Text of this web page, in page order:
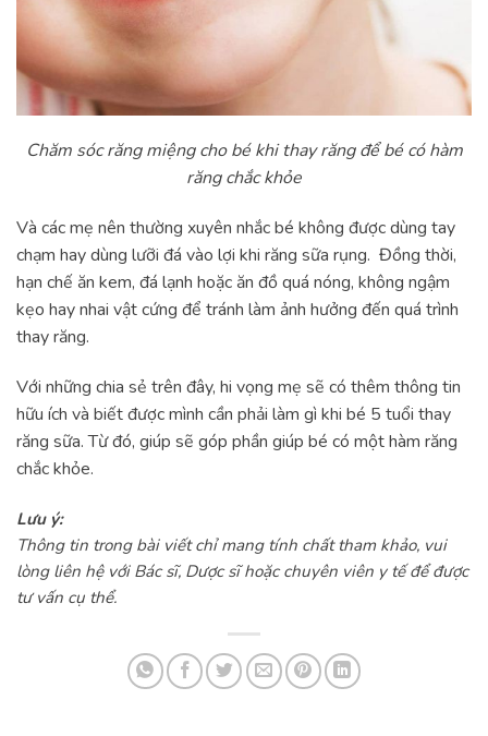
Chăm sóc răng miệng cho bé khi thay răng để bé có hàm
răng chắc khỏe
Và các mẹ nên thường xuyên nhắc bé không được dùng tay
chạm hay dùng lưỡi đá vào lợi khi răng sữa rụng. Đồng thời,
hạn chế ăn kem, đá lạnh hoặc ăn đồ quá nóng, không ngậm
kẹo hay nhai vật cứng để tránh làm ảnh hưởng đến quá trình
thay răng.
Với những chia sẻ trên đây, hi vọng mẹ sẽ có thêm thông tin
hữu ích và biết được mình cần phải làm gì khi bé 5 tuổi thay
răng sữa. Từ đó, giúp sẽ góp phần giúp bé có một hàm răng
chắc khỏe.
Lưu ý:
Thông tin trong bài viết chỉ mang tính chất tham khảo, vui
lòng liên hệ với Bác sĩ, Dược sĩ hoặc chuyên viên y tế để được
tư vấn cụ thể.